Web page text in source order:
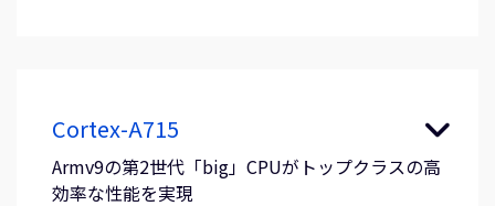
Cortex-A715
Armv9の第2世代「big」CPUがトップクラスの高
効率な性能を実現